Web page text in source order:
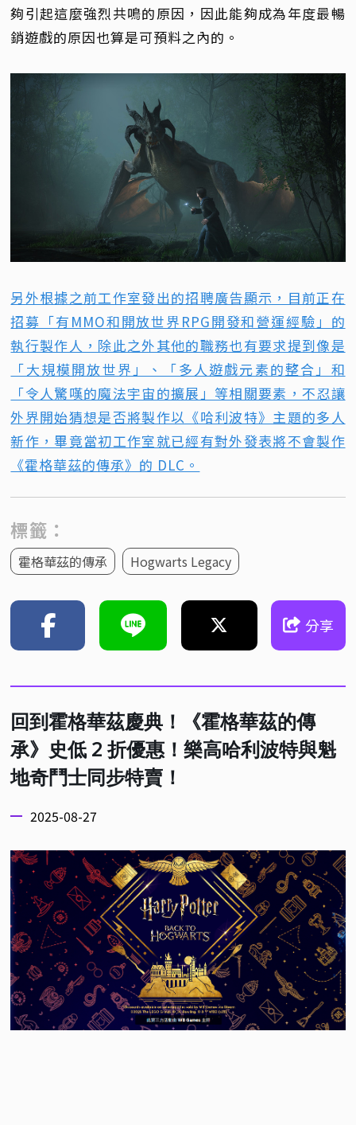
夠引起這麼強烈共鳴的原因，因此能夠成為年度最暢
銷遊戲的原因也算是可預料之內的。
另外根據之前工作室發出的招聘廣告顯示，目前正在
招募「有MMO和開放世界RPG開發和營運經驗」的
執行製作人，除此之外其他的職務也有要求提到像是
「大規模開放世界」、「多人遊戲元素的整合」和
「令人驚嘆的魔法宇宙的擴展」等相關要素，不忍讓
外界開始猜想是否將製作以《哈利波特》主題的多人
新作，畢竟當初工作室就已經有對外發表將不會製作
《霍格華茲的傳承》的 DLC。
標籤：
霍格華茲的傳承 Hogwarts Legacy
分享
回到霍格華茲慶典！《霍格華茲的傳
承》史低 2 折優惠！樂高哈利波特與魁
地奇鬥士同步特賣！
2025-08-27